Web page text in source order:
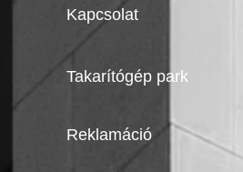
Kapcsolat
Reklamáció
Takarítógép park